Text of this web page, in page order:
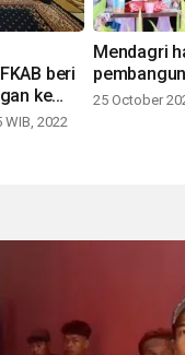
beri
ke
2022
Mendagri
25 October